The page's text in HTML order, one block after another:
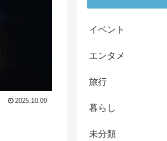
2025.10.09
イベント
エンタメ
旅行
暮らし
未分類